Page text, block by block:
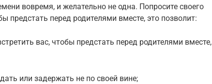
вовремя, и желательно не одна. Попросите своего
предстать перед родителями вместе, это позволит:
вас, чтобы предстать перед родителями вместе,
или задержать не по своей вине;